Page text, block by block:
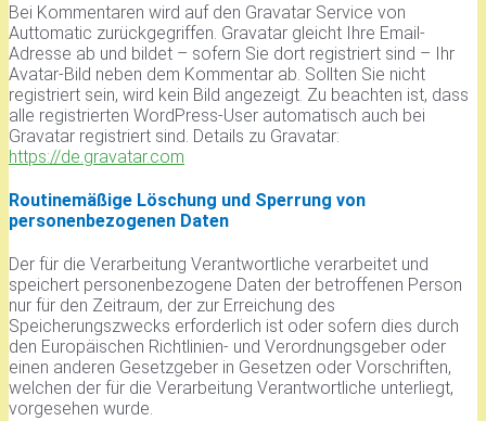
Bei Kommentaren wird auf den Gravatar Service von
Auttomatic zurückgegriffen. Gravatar gleicht Ihre Email-
Adresse ab und bildet – sofern Sie dort registriert sind – Ihr
Avatar-Bild neben dem Kommentar ab. Sollten Sie nicht
registriert sein, wird kein Bild angezeigt. Zu beachten ist, dass
alle registrierten WordPress-User automatisch auch bei
Gravatar registriert sind. Details zu Gravatar:
https://de.gravatar.com
Routinemäßige Löschung und Sperrung von
personenbezogenen Daten
Der für die Verarbeitung Verantwortliche verarbeitet und
speichert personenbezogene Daten der betroffenen Person
nur für den Zeitraum, der zur Erreichung des
Speicherungszwecks erforderlich ist oder sofern dies durch
den Europäischen Richtlinien- und Verordnungsgeber oder
einen anderen Gesetzgeber in Gesetzen oder Vorschriften,
welchen der für die Verarbeitung Verantwortliche unterliegt,
vorgesehen wurde.